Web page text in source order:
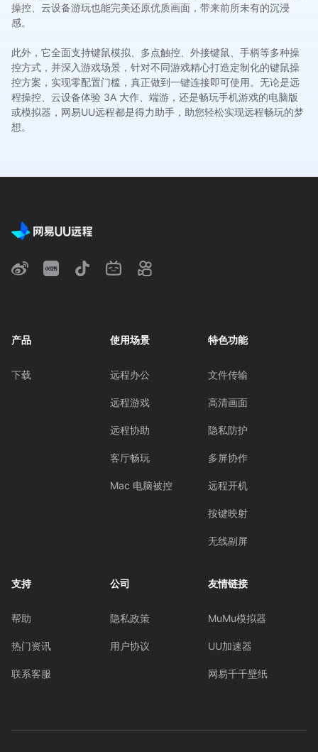
操控、云设备游玩也能完美还原优质画面，带来前所未有的沉浸
感。
此外，它全面支持键鼠模拟、多点触控、外接键鼠、手柄等多种操
控方式，并深入游戏场景，针对不同游戏精心打造定制化的键鼠操
控方案，实现零配置门槛，真正做到一键连接即可使用。无论是远
程操控、云设备体验 3A 大作、端游，还是畅玩手机游戏的电脑版
或模拟器，网易UU远程都是得力助手，助您轻松实现远程畅玩的梦
想。
产品
下载
使用场景
远程办公
远程游戏
远程协助
客厅畅玩
Mac 电脑被控
特色功能
文件传输
高清画面
隐私防护
多屏协作
远程开机
按键映射
无线副屏
支持
帮助
热门资讯
联系客服
公司
隐私政策
用户协议
友情链接
MuMu模拟器
UU加速器
网易千千壁纸